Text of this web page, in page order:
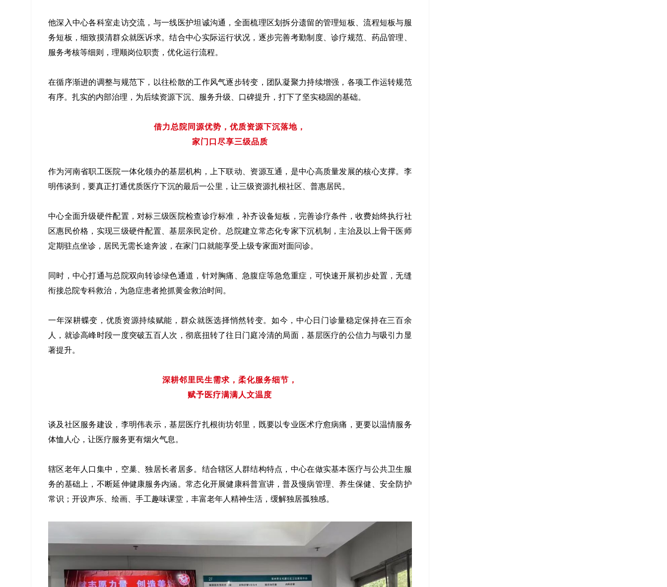
他深入中心各科室走访交流，与一线医护坦诚沟通，全面梳理区划拆分遗留的管理短板、流程短板与服
务短板，细致摸清群众就医诉求。结合中心实际运行状况，逐步完善考勤制度、诊疗规范、药品管理、
服务考核等细则，理顺岗位职责，优化运行流程。
在循序渐进的调整与规范下，以往松散的工作风气逐步转变，团队凝聚力持续增强，各项工作运转规范
有序。扎实的内部治理，为后续资源下沉、服务升级、口碑提升，打下了坚实稳固的基础。
借力总院同源优势，优质资源下沉落地，
家门口尽享三级品质
作为河南省职工医院一体化领办的基层机构，上下联动、资源互通，是中心高质量发展的核心支撑。李
明伟谈到，要真正打通优质医疗下沉的最后一公里，让三级资源扎根社区、普惠居民。
中心全面升级硬件配置，对标三级医院检查诊疗标准，补齐设备短板，完善诊疗条件，收费始终执行社
区惠民价格，实现三级硬件配置、基层亲民定价。总院建立常态化专家下沉机制，主治及以上骨干医师
定期驻点坐诊，居民无需长途奔波，在家门口就能享受上级专家面对面问诊。
同时，中心打通与总院双向转诊绿色通道，针对胸痛、急腹症等急危重症，可快速开展初步处置，无缝
衔接总院专科救治，为急症患者抢抓黄金救治时间。
一年深耕蝶变，优质资源持续赋能，群众就医选择悄然转变。如今，中心日门诊量稳定保持在三百余
人，就诊高峰时段一度突破五百人次，彻底扭转了往日门庭冷清的局面，基层医疗的公信力与吸引力显
著提升。
深耕邻里民生需求，柔化服务细节，
赋予医疗满满人文温度
谈及社区服务建设，李明伟表示，基层医疗扎根街坊邻里，既要以专业医术疗愈病痛，更要以温情服务
体恤人心，让医疗服务更有烟火气息。
辖区老年人口集中，空巢、独居长者居多。结合辖区人群结构特点，中心在做实基本医疗与公共卫生服
务的基础上，不断延伸健康服务内涵。常态化开展健康科普宣讲，普及慢病管理、养生保健、安全防护
常识；开设声乐、绘画、手工趣味课堂，丰富老年人精神生活，缓解独居孤独感。